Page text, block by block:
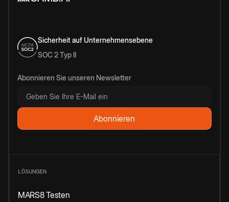
Sicherheit auf Unternehmensebene
SOC 2 Typ II
Abonnieren Sie unseren Newsletter
LÖSUNGEN
MARS8 Testen